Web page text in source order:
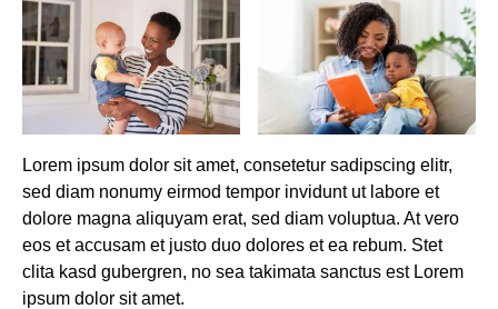
Lorem ipsum dolor sit amet, consetetur sadipscing elitr,
sed diam nonumy eirmod tempor invidunt ut labore et
dolore magna aliquyam erat, sed diam voluptua. At vero
eos et accusam et justo duo dolores et ea rebum. Stet
clita kasd gubergren, no sea takimata sanctus est Lorem
ipsum dolor sit amet.